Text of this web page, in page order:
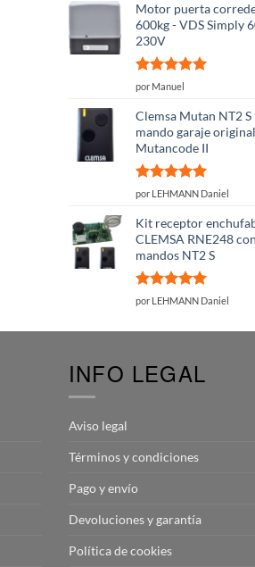
Motor puerta
600kg - VDS Simply
230V
Valorado
por Manuel
Clemsa Mutan NT2 S
mando garaje original
Mutancode II
Valorado
por LEHMANN Daniel
Kit receptor
CLEMSA RNE248
mandos NT2 S
Valorado
por LEHMANN Daniel
INFO LEGAL
Aviso legal
Términos y condiciones
Pago y envío
Devoluciones y garantía
Política de cookies